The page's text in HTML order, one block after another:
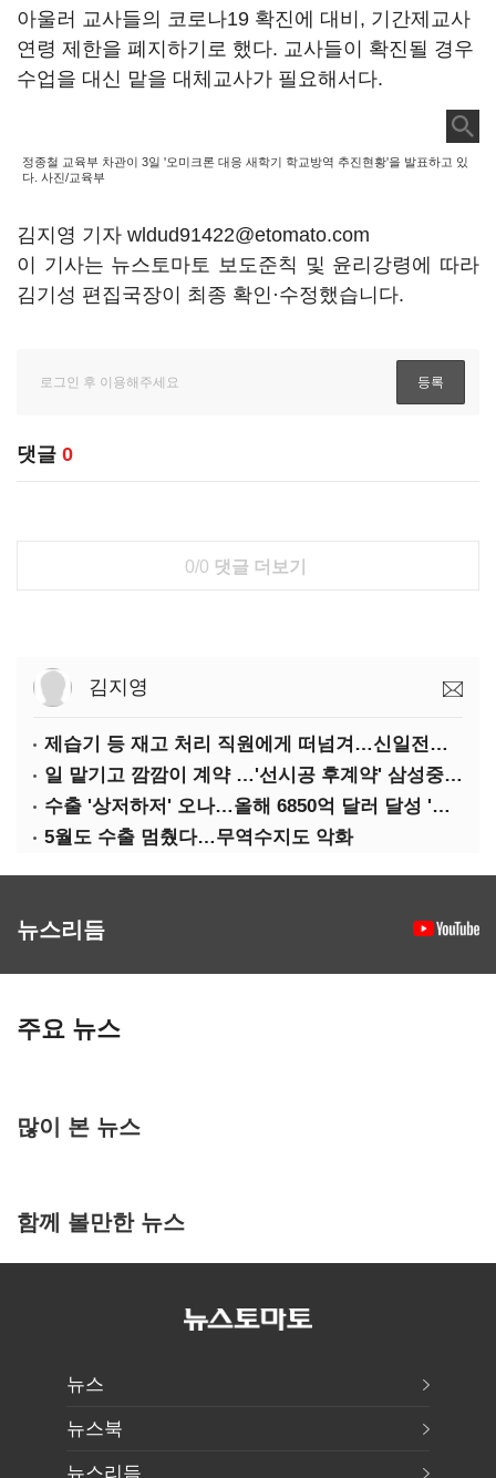
아울러 교사들의 코로나19 확진에 대비, 기간제교사
연령 제한을 폐지하기로 했다. 교사들이 확진될 경우
수업을 대신 맡을 대체교사가 필요해서다.
정종철 교육부 차관이 3일 '오미크론 대응 새학기 학교방역 추진현황'을 발표하고 있
다. 사진/교육부
김지영 기자 wldud91422@etomato.com
이 기사는 뉴스토마토 보도준칙 및 윤리강령에 따라
김기성 편집국장이 최종 확인·수정했습니다.
댓글 0
0/0 댓글 더보기
김지영
제습기 등 재고 처리 직원에게 떠넘겨…신일전자 '과징금 처벌'
일 맡기고 깜깜이 계약 …'선시공 후계약' 삼성중공업 덜미
수출 '상저하저' 오나…올해 6850억 달러 달성 '빨간불'
5월도 수출 멈췄다…무역수지도 악화
뉴스리듬
주요 뉴스
많이 본 뉴스
함께 볼만한 뉴스
뉴스
뉴스북
뉴스리듬